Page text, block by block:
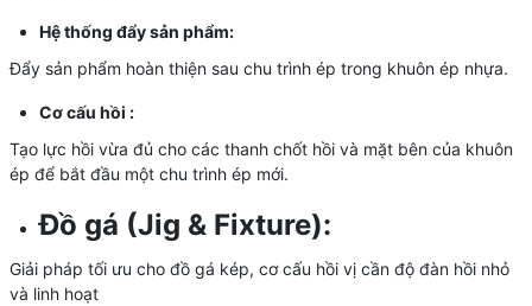
Hệ thống đẩy sản phẩm:
Đẩy sản phẩm hoàn thiện sau chu trình ép trong khuôn ép nhựa.
Cơ cấu hồi :
Tạo lực hồi vừa đủ cho các thanh chốt hồi và mặt bên của khuôn
ép để bắt đầu một chu trình ép mới.
Đồ gá (Jig & Fixture):
Giải pháp tối ưu cho đồ gá kép, cơ cấu hồi vị cần độ đàn hồi nhỏ
và linh hoạt